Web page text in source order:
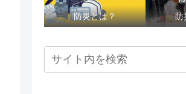
防災とは？ 防